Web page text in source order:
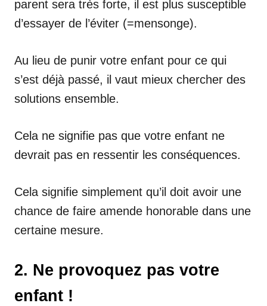
parent sera très forte, il est plus susceptible
d’essayer de l’éviter (=mensonge).
Au lieu de punir votre enfant pour ce qui
s’est déjà passé, il vaut mieux chercher des
solutions ensemble.
Cela ne signifie pas que votre enfant ne
devrait pas en ressentir les conséquences.
Cela signifie simplement qu’il doit avoir une
chance de faire amende honorable dans une
certaine mesure.
2. Ne provoquez pas votre
enfant !